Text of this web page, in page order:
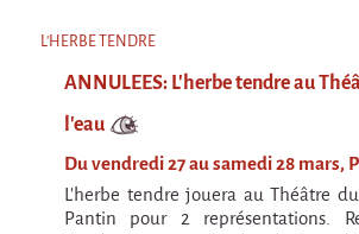
C'est quoi ?
Editions précédentes
International
La démarche
MOST - Un pont entre la
L'HERBE TENDRE
ANNULEES: L'herbe tendre au
l'eau
Du vendredi 27 au samedi 28 mars,
L'herbe tendre jouera au Théâtre
Pantin pour 2 représentations.